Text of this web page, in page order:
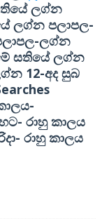
ලග්න
ලග්න පලාපල-
-ලග්න
සතියේ ලග්න
12-අද සුබ
-
- රාහු කාලය
- රාහු කාලය